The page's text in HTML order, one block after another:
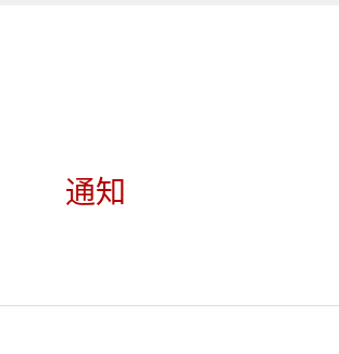
通知